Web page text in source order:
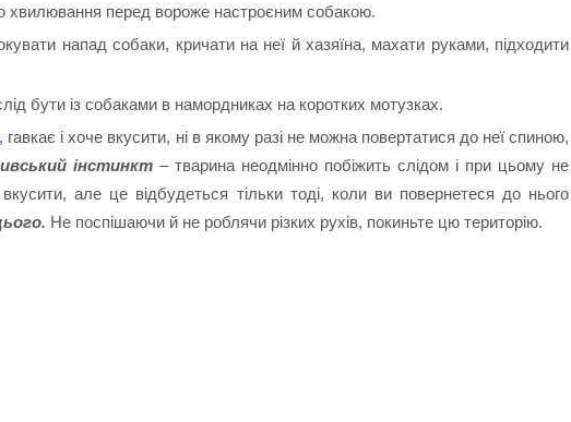
хвилювання перед вороже настроєним собакою.
напад собаки, кричати на неї й хазяїна, махати руками, підходити
бути із собаками в намордниках на коротких мотузках.
, гавкає і хоче вкусити, ні в якому разі не можна повертатися до неї спиною,
інстинкт – тварина неодмінно побіжить слідом і при цьому не
але це відбудеться тільки тоді, коли ви повернетеся до нього
Не поспішаючи й не роблячи різких рухів, покиньте цю територію.